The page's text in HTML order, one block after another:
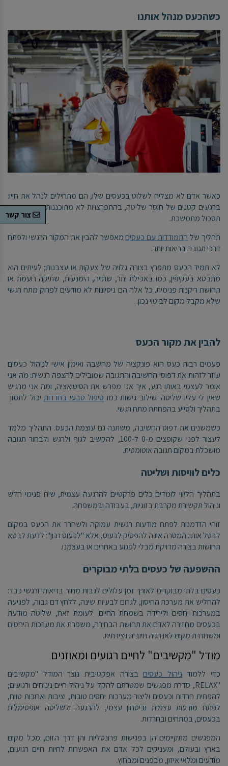
כשהכעס מנהל אותנו
כאשר אדם לא מצליח לשלוט בכעסים שלו, הם מתחילים לנהל את חייו:
ברגעים קטנים של חוסר שליטה, בהתפרצויות לא מתוכננות, או בתחושת
תסכול מתמשכת.
תהליך של התמודדות עם כעסים מאפשר להבין את המקור הרגשי ולפתח
דרכי תגובה בריאות יותר.
לא תמיד הכעס מתפרץ בצורה גלויה של צעקות או עצבנות; לעיתים הוא
מתבטא בעקיפין, כמו באכילת יתר, שתייה, הימנעות, שתיקה רועמת או
תחושת ריקנות פנימית. כל אלה הם ניסיונות לא מודעים לפרוק מתח רגשי
שלא מקבל מקום לביטוי נכון.
להבין את מקור הכעס
פעמים רבות כעס הוא פונקציה של מחשבה ואימון אישי לניהול כעסים
עוזר לזהות את דפוסי החשיבה והתגובה שמובילים להצפה רגשית: מה אני
אומר לעצמי באותו רגע, איך אני מפרש את הסיטואציה, ומה אני מרגיש
שאין לי עליו שליטה. שילוב גישות כמו טיפול טבעי בחרדותיכול לתמוך
בתהליך ולסייע בהפחתת מתח רגשי.
כשמשנים את דפוס החשיבה, משתנה גם עוצמת הכעס. התהליך מלמד
לעצור לפני שקופצים מ‑0 ל‑100, להקשיב לגוף ולרגש ולבחור תגובה
מושכלת במקום תגובה אוטומטית.
כלים לוויסות ושליטה
בתהליך הליווי לומדים כלים פרקטיים להרגעה עצמית, שיח פנימי חדש
וניהול תקשורת מקרבת בזוגיות, בעבודה ובמשפחה.
זוהי הזדמנות לפתח מודעות רגשית עמוקה ולשחרר את הכעס במקום
לבטל אותו. המטרה אינה להפסיק לכעוס, אלא "לכעוס נכון": לדעת לבטא
תחושות בצורה מדויקת מבלי לפגוע באחרים או בעצמנו.
ההשפעה של כעסים בלתי מבוקרים
כעסים בלתי מבוקרים לאורך זמן עלולים לגבות מחיר בריאותי ורגשי כבד:
להחליש את מערכת החיסון, לגרום לבעיות שינה, ללחץ דם גבוה, לפגיעה
במערכות יחסים ולירידה בשמחת החיים. לעומת זאת, שליטה מודעת
בכעסים מחזירה לאדם את תחושת הבחירה, משפרת את מערכות היחסים
ומשחררת מקום לאנרגיה חיובית ויצירתית.
מודל "מקשיבים" לחיים רגועים ומאוזנים
כדי ללמוד ניהול כעסים בצורה אפקטיבית נוצר המודל "מקשיבים
"RELAX, סדרת מפגשים שמטרתם להקל על ניהול חיים נינוחים ורגועים;
להפחית חרדות וכעסים וליצור מערכות יחסים טובות, יציבות וארוכות טווח,
לפתח מודעות עצמית וביטחון עצמי, להרגעה ולשליטה אופטימלית
בכעסים, במתחים ובחרדות.
המפגשים מתקיימים הן בפגישות פרונטליות והן דרך הזום, מכל מקום
בארץ ובעולם, ומעניקים לכל אדם את האפשרות לחיות חיים רגועים,
מודעים ומלאי איזון, מבפנים ומבחוץ.
צור קשר